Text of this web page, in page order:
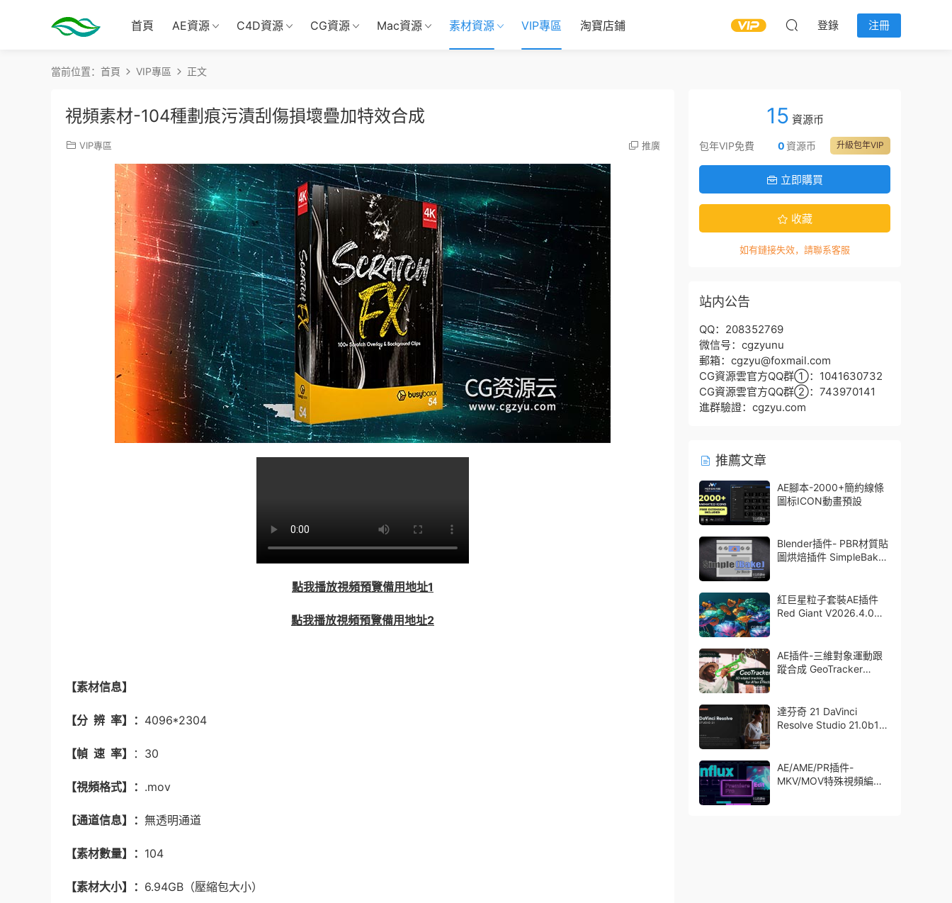
首頁 AE資源 C4D資源 CG資源 Mac資源 素材資源 VIP專區 淘寶店鋪 登錄 注冊
當前位置： 首頁 VIP專區 正文
視頻素材-104種劃痕污漬刮傷損壞疊加特效合成
VIP專區 推廣
點我播放視頻預覽備用地址1
點我播放視頻預覽備用地址2
【素材信息】
【分 辨 率】： 4096*2304
【幀 速 率】 ：30
【視頻格式】： .mov
【通道信息】： 無透明通道
【素材數量】： 104
【素材大小】： 6.94GB（壓縮包大小）
15 資源币
包年VIP免費 升級包年VIP
0 資源币
立即購買
收藏
如有鏈接失效，請聯系客服
站内公告
QQ：208352769
微信号：cgzyunu
郵箱：cgzyu@foxmail.com
CG資源雲官方QQ群①：1041630732
CG資源雲官方QQ群②：743970141
進群驗證：cgzyu.com
推薦文章
AE腳本-2000+簡約線條
圖标ICON動畫預設
Blender插件- PBR材質貼
圖烘焙插件 SimpleBake
紅巨星粒子套裝AE插件
Red Giant V2026.4.0
Bullet + VFX Suit
AE插件-三維對象運動跟
蹤合成 GeoTracker
達芬奇 21 DaVinci
Resolve Studio 21.0b1
AE/AME/PR插件-
MKV/MOV特殊視頻編碼